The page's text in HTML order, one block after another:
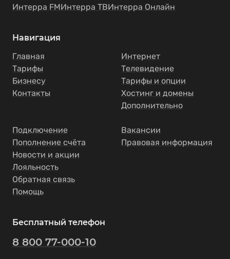
Интерра FMИнтерра ТВИнтерра Онлайн
Навигация
Главная
Тарифы
Бизнесу
Контакты
Интернет
Телевидение
Тарифы и опции
Хостинг и домены
Дополнительно
Подключение
Пополнение счёта
Новости и акции
Лояльность
Обратная связь
Помощь
Вакансии
Правовая информация
Бесплатный телефон
8 800 77-000-10